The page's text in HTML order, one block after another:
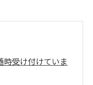
受け付けていま